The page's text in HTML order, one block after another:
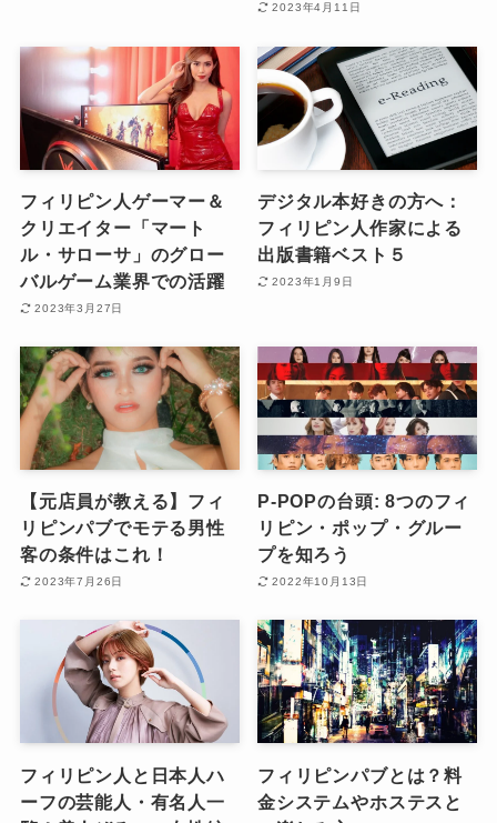
2023年4月11日
フィリピン人ゲーマー＆
クリエイター「マート
ル・サローサ」のグロー
バルゲーム業界での活躍
2023年3月27日
デジタル本好きの方へ：
フィリピン人作家による
出版書籍ベスト５
2023年1月9日
【元店員が教える】フィ
リピンパブでモテる男性
客の条件はこれ！
2023年7月26日
P-POPの台頭: 8つのフィ
リピン・ポップ・グルー
プを知ろう
2022年10月13日
フィリピン人と日本人ハ
ーフの芸能人・有名人一
フィリピンパブとは？料
金システムやホステスと